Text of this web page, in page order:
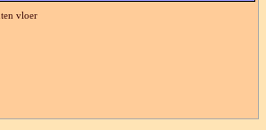
vloer